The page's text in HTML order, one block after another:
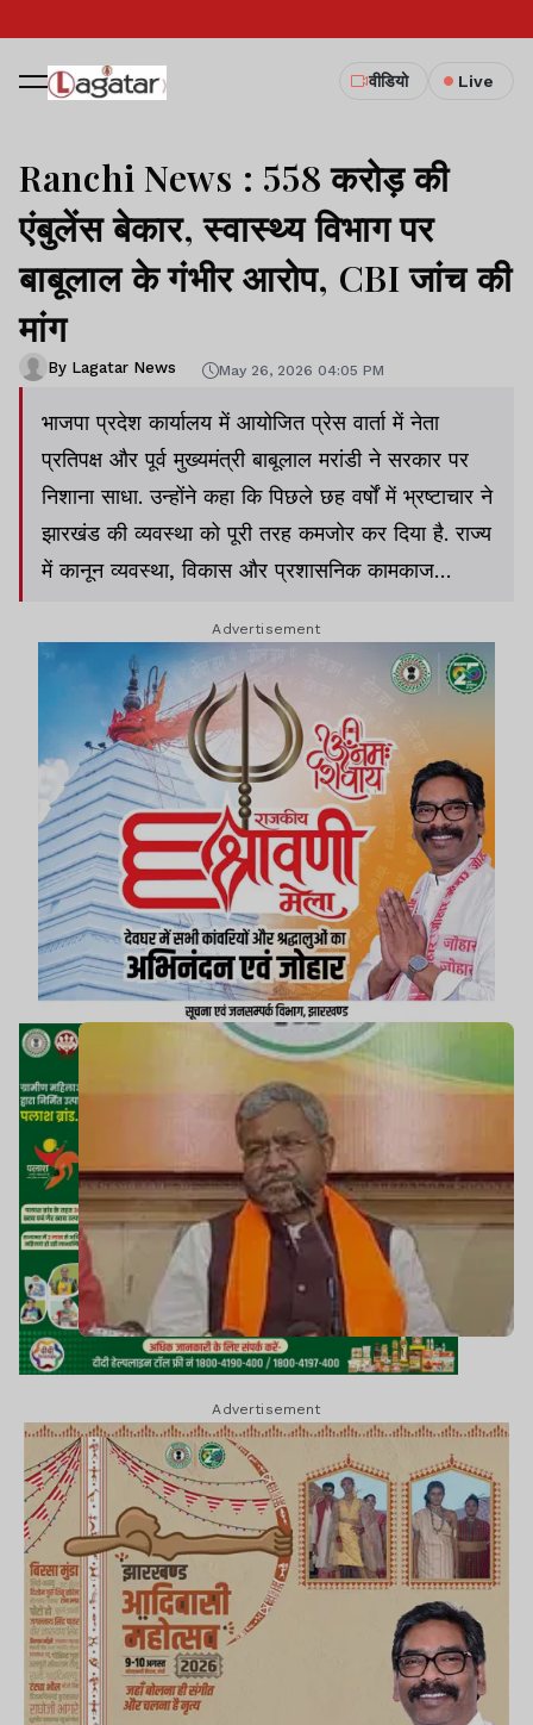
वीडियो Live
Ranchi News : 558 करोड़ की
एंबुलेंस बेकार, स्वास्थ्य विभाग पर
बाबूलाल के गंभीर आरोप, CBI जांच की
मांग
By Lagatar News May 26, 2026 04:05 PM
भाजपा प्रदेश कार्यालय में आयोजित प्रेस वार्ता में नेता
प्रतिपक्ष और पूर्व मुख्यमंत्री बाबूलाल मरांडी ने सरकार पर
निशाना साधा. उन्होंने कहा कि पिछले छह वर्षों में भ्रष्टाचार ने
झारखंड की व्यवस्था को पूरी तरह कमजोर कर दिया है. राज्य
में कानून व्यवस्था, विकास और प्रशासनिक कामकाज
Advertisement
Advertisement